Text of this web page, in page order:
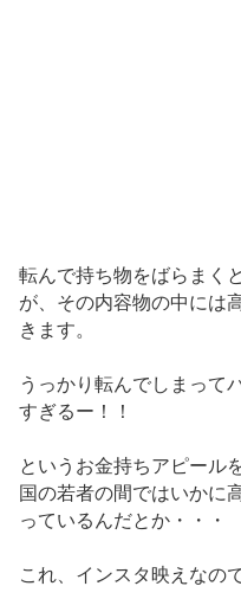
転んで持ち物をばらまく
が、その内容物の中には
きます。
うっかり転んでしまって
すぎるー！！
というお金持ちアピール
国の若者の間ではいかに
っているんだとか・・・
これ、インスタ映えなの